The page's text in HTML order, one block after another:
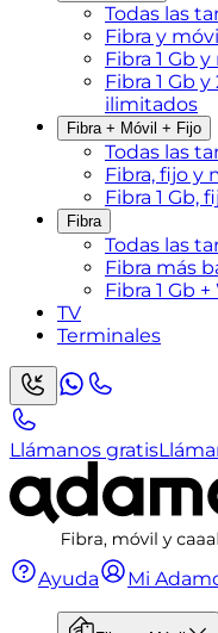
Todas las
Fibra y
Fibra 1 Gb
Fibra 1 Gb
ilimitados
Fibra + Móvil + Fijo
Todas las
Fibra, fijo y
Fibra 1 Gb,
Fibra
Todas las
Fibra más
Fibra 1 Gb
TV
Terminales
Llámanos gratis
Ayuda Mi